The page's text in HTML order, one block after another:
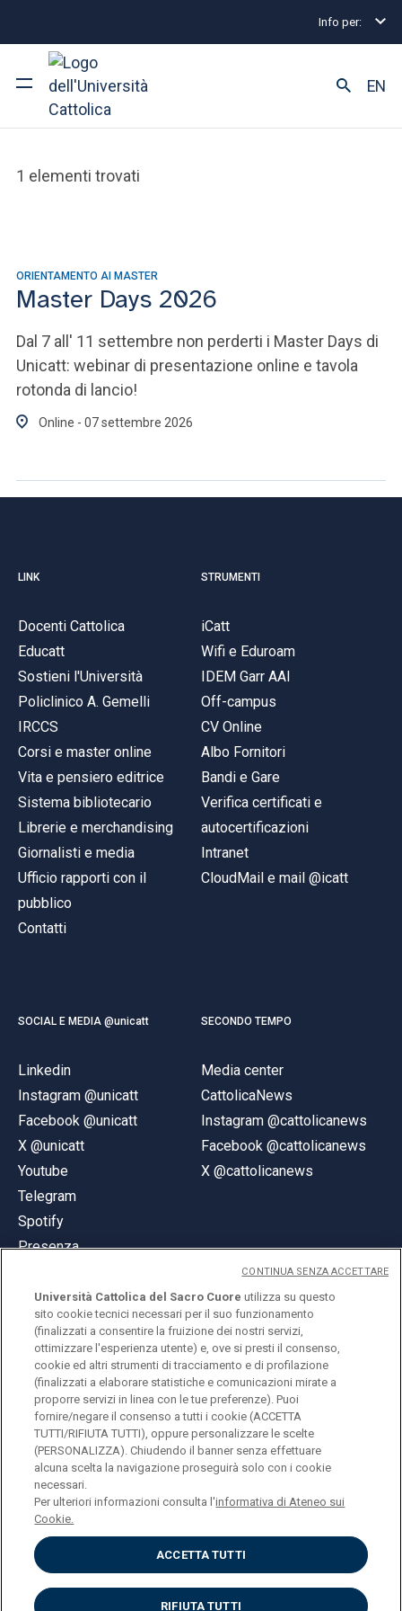
Info per:
Facoltà e campus
SEI UNO STUDENTE ISCRITTO?
EN
Giurisprudenza
TUTTI GLI EVENTI
1 elementi trovati
ORIENTAMENTO AI MASTER
Master Days 2026
Dal 7 all' 11 settembre non perderti i Master Days di
Unicatt: webinar di presentazione online e tavola
rotonda di lancio!
Online - 07 settembre 2026
LINK
Docenti Cattolica
Educatt
Sostieni l'Università
Policlinico A. Gemelli
IRCCS
Corsi e master online
Vita e pensiero editrice
Sistema bibliotecario
Librerie e merchandising
Giornalisti e media
Ufficio rapporti con il
pubblico
Contatti
STRUMENTI
iCatt
Wifi e Eduroam
IDEM Garr AAI
Off-campus
CV Online
Albo Fornitori
Bandi e Gare
Verifica certificati e
autocertificazioni
Intranet
CloudMail e mail @icatt
SOCIAL E MEDIA @unicatt
Linkedin
Instagram @unicatt
Facebook @unicatt
X @unicatt
Youtube
Telegram
Spotify
Presenza
SECONDO TEMPO
Media center
CattolicaNews
Instagram @cattolicanews
Facebook @cattolicanews
X @cattolicanews
© Università Cattolica del Sacro Cuore
Largo A. Gemelli 1, 20123 Milano
PI 02133120150
ENGLISH
Privacy
Accessibilità
Cookies
Università Cattolica del Sacro Cuore utilizza su questo
sito cookie tecnici necessari per il suo funzionamento
(finalizzati a consentire la fruizione dei nostri servizi,
ottimizzare l'esperienza utente) e, ove si presti il consenso,
cookie ed altri strumenti di tracciamento e di profilazione
(finalizzati a elaborare statistiche e comunicazioni mirate a
proporre servizi in linea con le tue preferenze). Puoi
fornire/negare il consenso a tutti i cookie (ACCETTA
TUTTI/RIFIUTA TUTTI), oppure personalizzare le scelte
(PERSONALIZZA). Chiudendo il banner senza effettuare
alcuna scelta la navigazione proseguirà solo con i cookie
necessari.
Per ulteriori informazioni consulta l'informativa di Ateneo sui
Cookie.
ACCETTA TUTTI
RIFIUTA TUTTI
CONTINUA SENZA ACCETTARE